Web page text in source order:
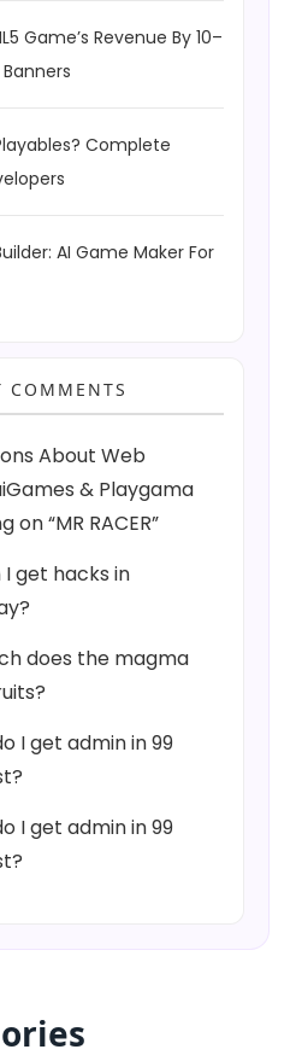
Game’s Revenue By 10–
Complete
AI Game Maker For
COMMENTS
About Web
& Playgama
“MR RACER”
I get hacks in
does the magma
I get admin in 99
I get admin in 99